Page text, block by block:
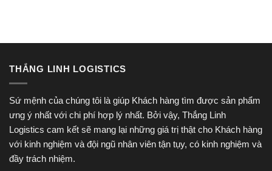
THẮNG LINH LOGISTICS
Sứ mệnh của chúng tôi là giúp Khách hàng tìm được sản phẩm
ưng ý nhất với chi phí hợp lý nhất. Bởi vậy, Thắng Linh
Logistics cam kết sẽ mang lại những giá trị thật cho Khách hàng
với kinh nghiệm và đội ngũ nhân viên tận tụy, có kinh nghiệm và
đầy trách nhiệm.